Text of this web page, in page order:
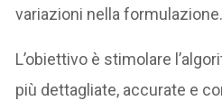
variazioni nella formulazione.
L’obiettivo è stimolare
più dettagliate, accurate e